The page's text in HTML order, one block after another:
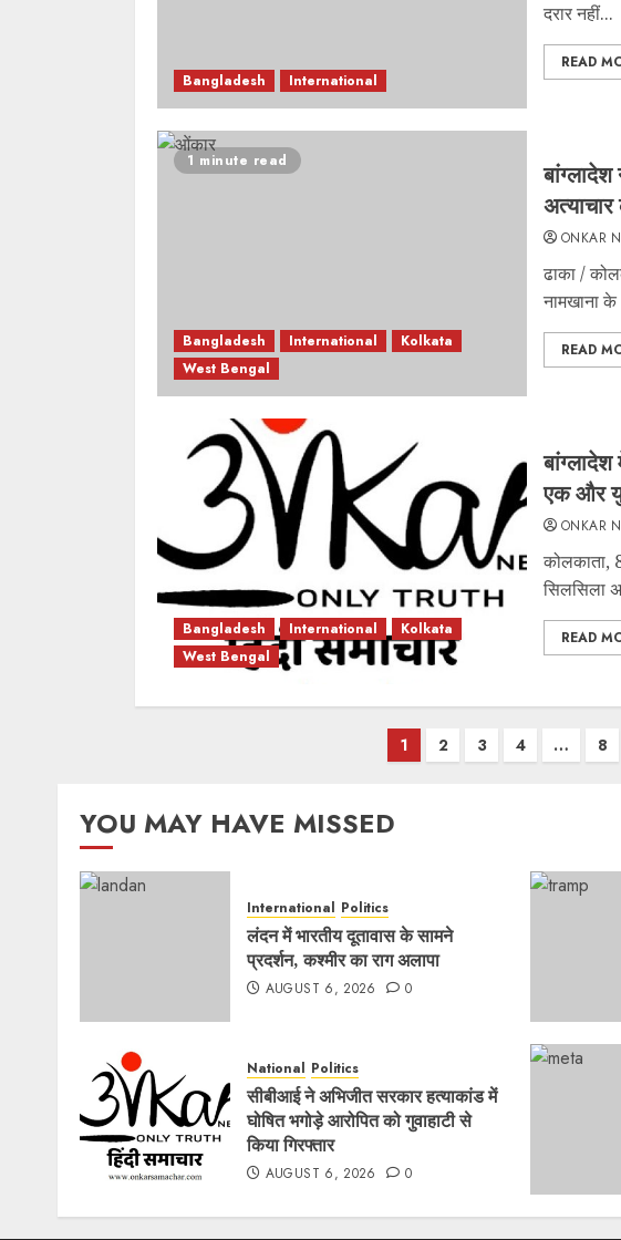
Bangladesh International
दरार नहीं...
READ
1 minute read
Bangladesh International
Kolkata
West Bengal
ONKAR
ढाका /
नामखाना
READ
Bangladesh International
Kolkata
West Bengal
एक और
ONKAR
कोलकाता,
सिलसिला
READ
1 2 3 4 … 8
YOU MAY HAVE MISSED
International Politics
लंदन में भारतीय दूतावास के सामने
प्रदर्शन, कश्मीर का राग अलापा
AUGUST 6, 2026 0
National Politics
सीबीआई ने अभिजीत सरकार हत्याकांड में
घोषित भगोड़े आरोपित को गुवाहाटी से
किया गिरफ्तार
AUGUST 6, 2026 0